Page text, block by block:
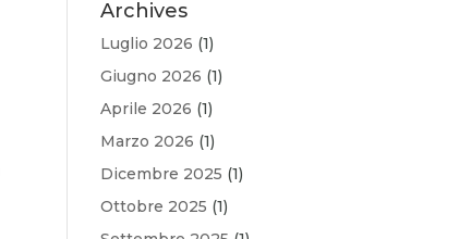
Archives
Luglio 2026 (1)
Giugno 2026 (1)
Aprile 2026 (1)
Marzo 2026 (1)
Dicembre 2025 (1)
Ottobre 2025 (1)